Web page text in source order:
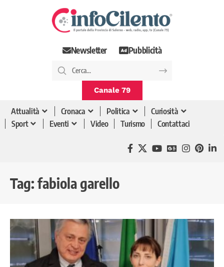
Newsletter Pubblicità
Canale 79
Attualità Cronaca Politica
Curiosità
Sport
Eventi Video Turismo Contattaci
Tag: fabiola garello